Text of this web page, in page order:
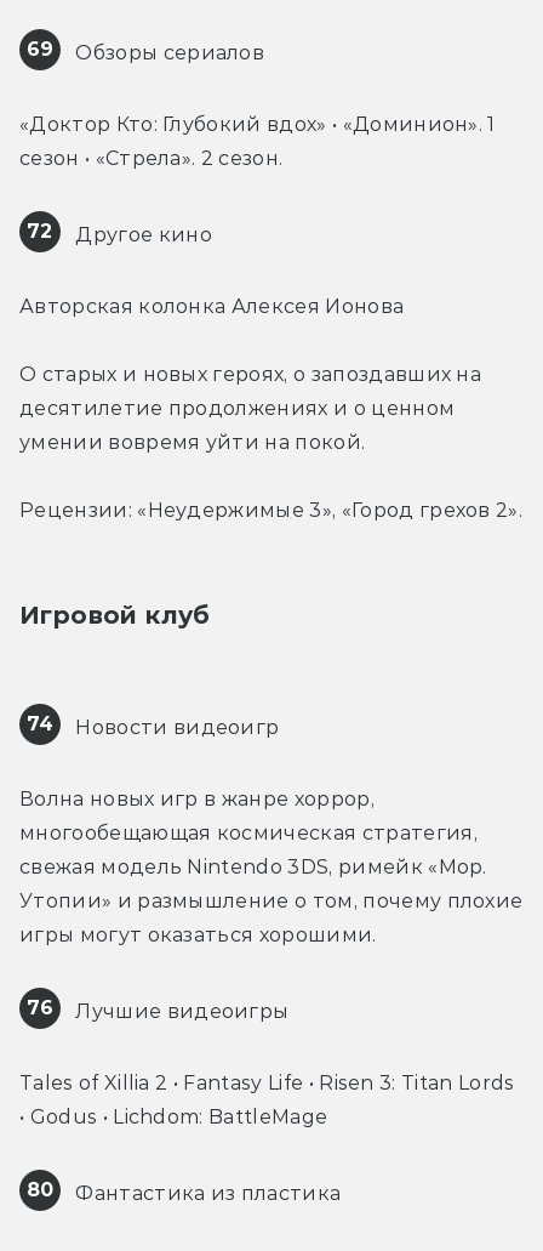
69 Обзоры сериалов
«Доктор Кто: Глубокий вдох» • «Доминион». 1
сезон • «Стрела». 2 сезон.
72 Другое кино
Авторская колонка Алексея Ионова
О старых и новых героях, о запоздавших на
десятилетие продолжениях и о ценном
умении вовремя уйти на покой.
Рецензии: «Неудержимые 3», «Город грехов 2».
Игровой клуб
74 Новости видеоигр
Волна новых игр в жанре хоррор,
многообещающая космическая стратегия,
свежая модель Nintendo 3DS, римейк «Мор.
Утопии» и размышление о том, почему плохие
игры могут оказаться хорошими.
76 Лучшие видеоигры
Tales of Xillia 2 • Fantasy Life • Risen 3: Titan Lords
• Godus • Lichdom: BattleMage
80 Фантастика из пластика